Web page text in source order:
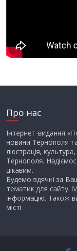
Про нас
Інтернет-видання
новини Тернополя та
люстрація,
Тернополя.
цікавим.
Будемо вдячні за
тематик для сайту.
інформацію. Також
місті.